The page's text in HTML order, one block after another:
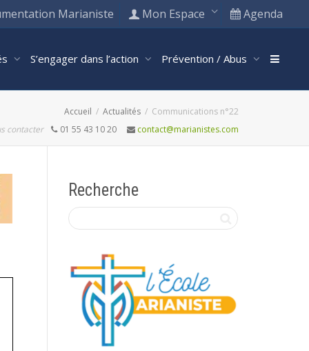
Marianiste Mon Espace Agenda
S’engager dans l’action Prévention / Abus
Accueil Actualités
Communications n°22
contacter
01 55 43 10 20 contact@marianistes.com
Recherche